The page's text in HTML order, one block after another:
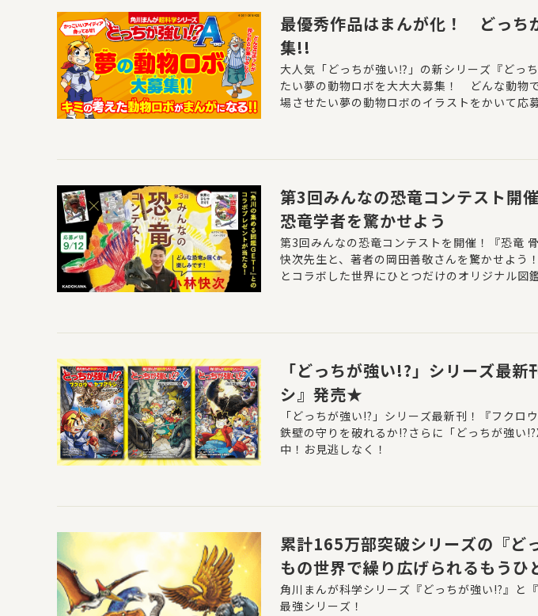
最優秀作品はまんが化！ どっ
集!!
大人気「どっちが強い⁉」の新シリーズ『どっ
たい夢の動物ロボを大大大募集！ どんな動物
場させたい夢の動物ロボのイラストをかいて応
第3回みんなの恐竜コンテスト開
恐竜学者を驚かせよう
第3回みんなの恐竜コンテストを開催！『恐竜
快次先生と、著者の岡田善敬さんを驚かせよ
とコラボした世界にひとつだけのオリジナル図
「どっちが強い!?」シリーズ最
シ』発売★
「どっちが強い!?」シリーズ最新刊！『フク
鉄壁の守りを破れるか!?さらに「どっちが強い
中！お見逃しなく！
累計165万部突破シリーズの『ど
もの世界で繰り広げられるもうひ
（エックス）』を4月16日に発売
角川まんが科学シリーズ『どっちが強い!?』と
最強シリーズ！